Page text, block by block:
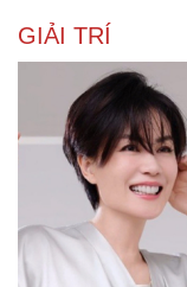
Du lịch
Tư vấn
Săn Tour
GIẢI TRÍ